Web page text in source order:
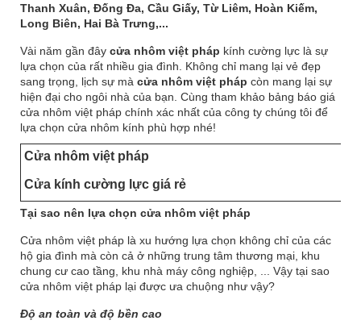
Thanh Xuân, Đống Đa, Cầu Giấy, Từ Liêm, Hoàn Kiếm,
Long Biên, Hai Bà Trưng,...
Vài năm gần đây cửa nhôm việt pháp kính cường lực là sự
lựa chọn của rất nhiều gia đình. Không chỉ mang lại vẻ đẹp
sang trọng, lịch sự mà cửa nhôm việt pháp còn mang lại sự
hiện đại cho ngôi nhà của bạn. Cùng tham khảo bảng báo giá
cửa nhôm việt pháp chính xác nhất của công ty chúng tôi để
lựa chọn cửa nhôm kính phù hợp nhé!
Cửa nhôm việt pháp
Cửa kính cường lực giá rẻ
Tại sao nên lựa chọn cửa nhôm việt pháp
Cửa nhôm việt pháp là xu hướng lựa chọn không chỉ của các
hộ gia đình mà còn cả ở những trung tâm thương mại, khu
chung cư cao tầng, khu nhà máy công nghiệp, ... Vậy tại sao
cửa nhôm việt pháp lại được ưa chuộng như vậy?
Độ an toàn và độ bền cao